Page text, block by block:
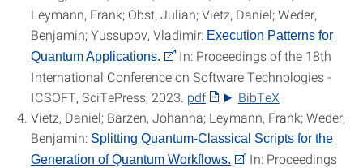
Leymann, Frank; Obst, Julian; Vietz, Daniel; Weder,
Benjamin; Yussupov, Vladimir: Execution Patterns for
Quantum Applications.
In: Proceedings of the 18th
International Conference on Software Technologies -
ICSOFT, SciTePress, 2023. pdf , ‌
BibTeX
Vietz, Daniel; Barzen, Johanna; Leymann, Frank; Weder,
Benjamin: Splitting Quantum-Classical Scripts for the
Generation of Quantum Workflows.
In: Proceedings